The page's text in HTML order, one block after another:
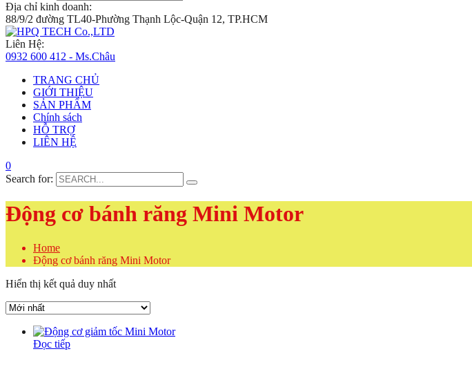
Địa chỉ kinh doanh:
88/9/2 đường TL40-Phường Thạnh Lộc-Quận 12, TP.HCM
Liên Hệ:
0932 600 412 - Ms.Châu
TRANG CHỦ
GIỚI THIỆU
SẢN PHẨM
Chính sách
HỖ TRỢ
LIÊN HỆ
0
Search for:
Động cơ bánh răng Mini Motor
Home
Động cơ bánh răng Mini Motor
Hiển thị kết quả duy nhất
Đọc tiếp